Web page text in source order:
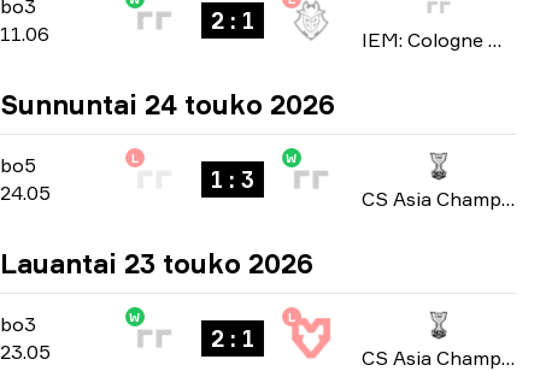
bo3
bo3
11.06
2 : 1
IEM: Cologne Major 2026
Sunnuntai 24 touko 2026
bo5 -bo5
24.05
L
1 : 3
W
CS Asia Championships 2026
Lauantai 23 touko 2026
bo3 -bo3
23.05
W
2 : 1
L
CS Asia Championships 2026